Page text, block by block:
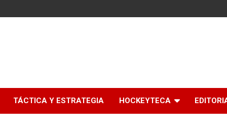
TÁCTICA Y ESTRATEGIA HOCKEYTECA